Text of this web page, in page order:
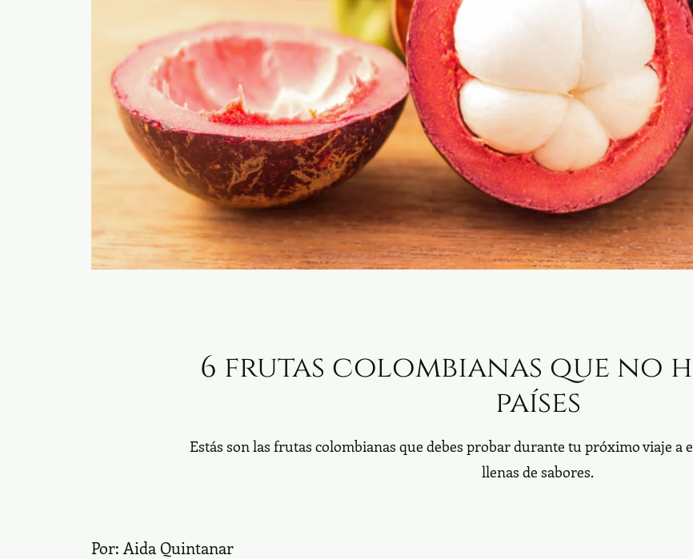
6 frutas colombianas que no
países
Estás son las frutas colombianas que debes probar durante tu próximo viaje a
llenas de sabores.
Por: Aida Quintanar